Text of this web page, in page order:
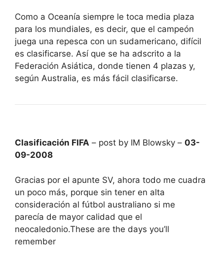
Como a Oceanía siempre le toca media plaza
para los mundiales, es decir, que el campeón
juega una repesca con un sudamericano, difícil
es clasificarse. Así que se ha adscrito a la
Federación Asiática, donde tienen 4 plazas y,
según Australia, es más fácil clasificarse.
Clasificación FIFA – post by IM Blowsky – 03-
09-2008
Gracias por el apunte SV, ahora todo me cuadra
un poco más, porque sin tener en alta
consideración al fútbol australiano si me
parecía de mayor calidad que el
neocaledonio.These are the days you’ll
remember